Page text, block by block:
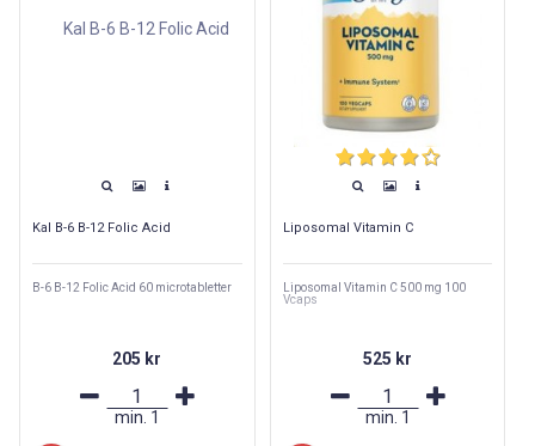
Kal B-6 B-12 Folic Acid
B-6 B-12 Folic Acid 60 microtabletter
205 kr
min. 1
Liposomal Vitamin C
Liposomal Vitamin C 500 mg 100
Vcaps
525 kr
min. 1